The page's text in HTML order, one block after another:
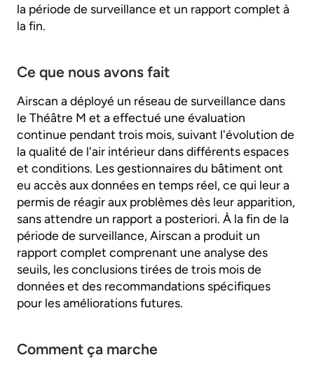
la période de surveillance et un rapport complet à
la fin.
Ce que nous avons fait
Airscan a déployé un réseau de surveillance dans
le Théâtre M et a effectué une évaluation
continue pendant trois mois, suivant l'évolution de
la qualité de l'air intérieur dans différents espaces
et conditions. Les gestionnaires du bâtiment ont
eu accès aux données en temps réel, ce qui leur a
permis de réagir aux problèmes dès leur apparition,
sans attendre un rapport a posteriori. À la fin de la
période de surveillance, Airscan a produit un
rapport complet comprenant une analyse des
seuils, les conclusions tirées de trois mois de
données et des recommandations spécifiques
pour les améliorations futures.
Comment ça marche